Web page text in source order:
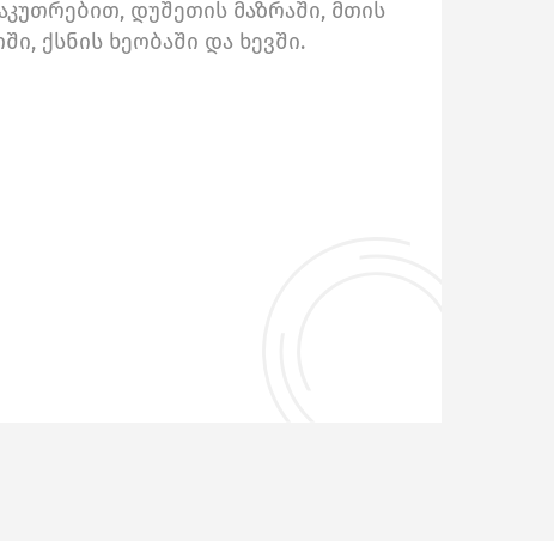
დუშეთის მაზრაში, მთის
ქსნის ხეობაში და ხევში.